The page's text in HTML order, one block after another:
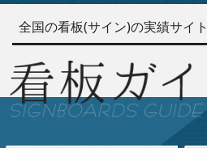
全国の看板(サイン)の実績サイト